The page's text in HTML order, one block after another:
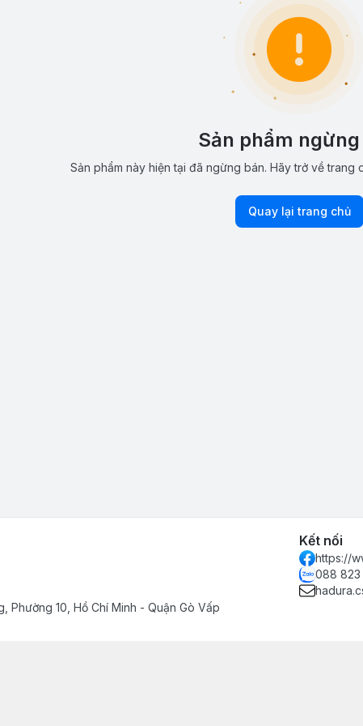
Sản phẩm ngừng
Sản phẩm này hiện tại đã ngừng bán. Hãy trở về trang
Quay lại trang chủ
Phường 10, Hồ Chí Minh - Quận Gò Vấp
Kết nối
https://
088 823